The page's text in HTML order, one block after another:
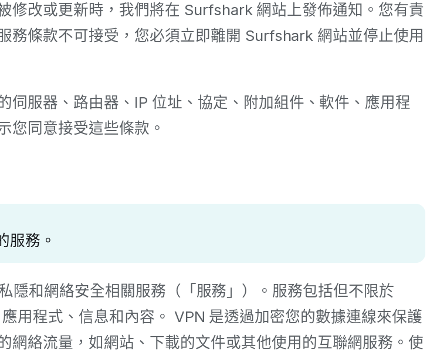
修改或更新時，我們將在 Surfshark 網站上發佈通知。您有責
務條款不可接受，您必須立即離開 Surfshark 網站並停止使用
服器、路由器、IP 位址、協定、附加組件、軟件、應用程
您同意接受這些條款。
服務。
和網絡安全相關服務（「服務」）。服務包括但不限於
用程式、信息和內容。 VPN 是透過加密您的數據連線來保護
絡流量，如網站、下載的文件或其他使用的互聯網服務。使